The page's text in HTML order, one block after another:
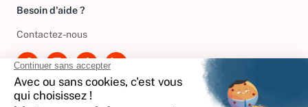
Besoin d'aide ?
Contactez-nous
International